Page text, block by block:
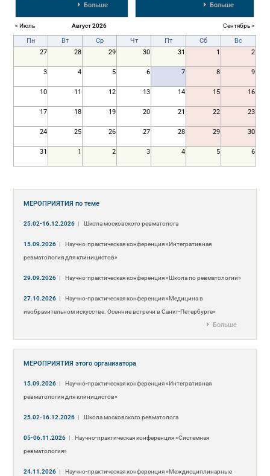
Больше Больше
< Июль Август 2026 Сентябрь >
Пн Вт Ср Чт Пт Сб
Вс
27
28 29 30 31 1 2
3 4 5 6 7 8 9
10 11 12 13 14 15 16
17 18 19 20 21 22 23
24 25 26 27 28 29 30
31 1 2 3 4 5 6
МЕРОПРИЯТИЯпо теме
25.02-16.12.2026 | Школа московского ревматолога
15.09.2026 |
Научно-практическая конференция «Интегративная
ревматология для клиницистов»
29.09.2026 | Научно-практическая конференция «Школа по ревматологии»
27.10.2026 |
Научно-практическая конференция «Медицина в
изобразительном искусстве. Осенние встречи в Санкт-Петербурге»
Больше
МЕРОПРИЯТИЯэтого организатора
15.09.2026 |
Научно-практическая конференция «Интегративная
ревматология для клиницистов»
25.02-16.12.2026 | Школа московского ревматолога
05-06.11.2026 |
Научно-практическая конференция «Системная
ревматология»
24.11.2026 |
Научно-практическая конференция «Междисциплинарные